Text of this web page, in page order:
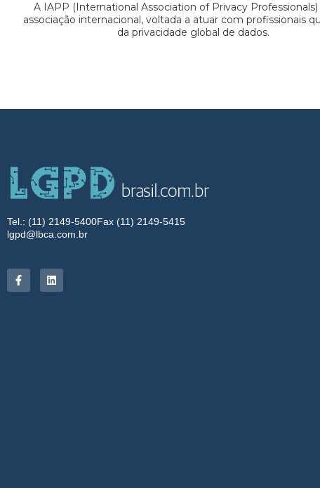
A IAPP (International Association of Privacy
associação internacional, voltada a atuar com profissionais
da privacidade global de dados.
Tel.: (11) 2149-5400Fax (11) 2149-5415
lgpd@lbca.com.br